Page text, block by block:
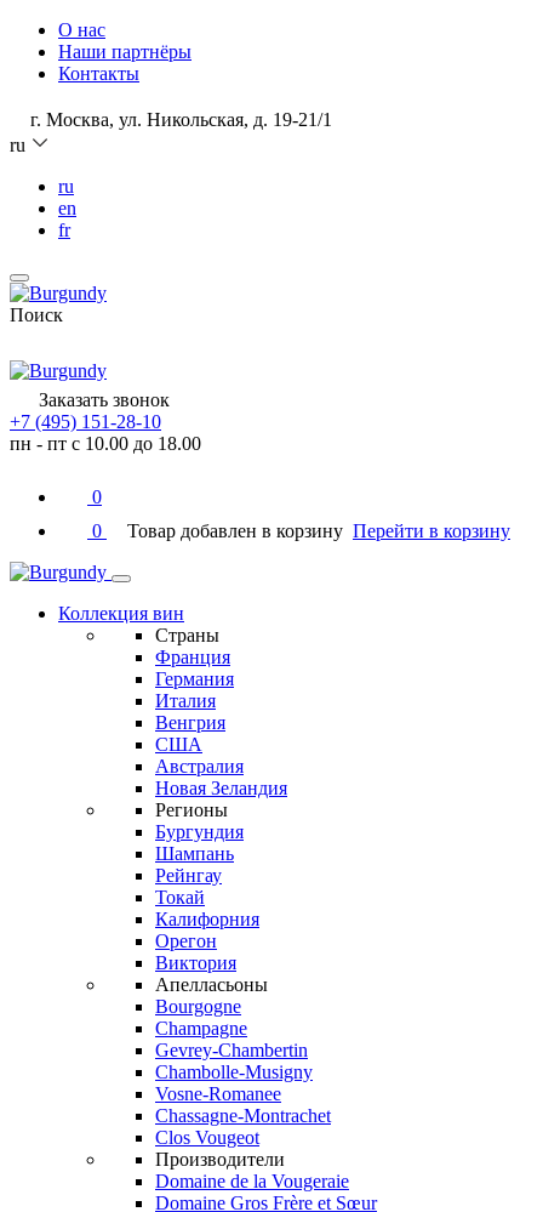
О нас
Наши партнёры
Контакты
г. Москва, ул. Никольская, д. 19-21/1
ru
ru
en
fr
Поиск
Заказать звонок
+7 (495) 151-28-10
пн - пт с 10.00 до 18.00
0
0
Товар добавлен в корзину Перейти в корзину
Коллекция вин
Страны
Франция
Германия
Италия
Венгрия
США
Австралия
Новая Зеландия
Регионы
Бургундия
Шампань
Рейнгау
Токай
Калифорния
Орегон
Виктория
Апелласьоны
Bourgogne
Champagne
Gevrey-Chambertin
Chambolle-Musigny
Vosne-Romanee
Chassagne-Montrachet
Clos Vougeot
Производители
Domaine de la Vougeraie
Domaine Gros Frère et Sœur